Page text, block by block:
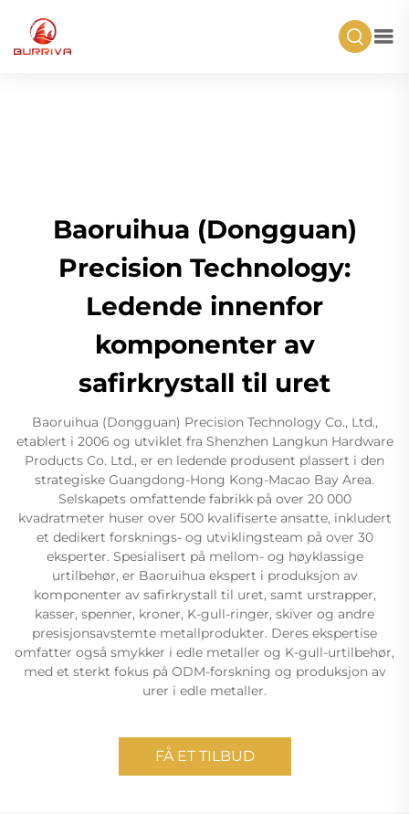
Baoruihua (Dongguan)
Precision Technology:
Ledende innenfor
komponenter av
safirkrystall til uret
Baoruihua (Dongguan) Precision Technology Co., Ltd.,
etablert i 2006 og utviklet fra Shenzhen Langkun Hardware
Products Co. Ltd., er en ledende produsent plassert i den
strategiske Guangdong-Hong Kong-Macao Bay Area.
Selskapets omfattende fabrikk på over 20 000
kvadratmeter huser over 500 kvalifiserte ansatte, inkludert
et dedikert forsknings- og utviklingsteam på over 30
eksperter. Spesialisert på mellom- og høyklassige
urtilbehør, er Baoruihua ekspert i produksjon av
komponenter av safirkrystall til uret, samt urstrapper,
kasser, spenner, kroner, K-gull-ringer, skiver og andre
presisjonsavstemte metallprodukter. Deres ekspertise
omfatter også smykker i edle metaller og K-gull-urtilbehør,
med et sterkt fokus på ODM-forskning og produksjon av
urer i edle metaller.
FÅ ET TILBUD